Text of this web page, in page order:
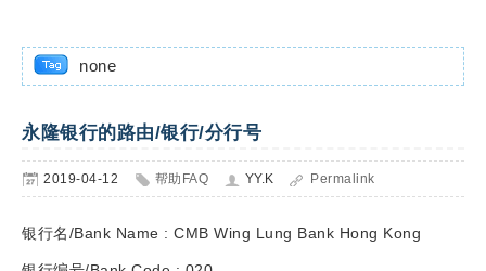
none
永隆银行的路由/银行/分行号
2019-04-12 帮助FAQ YY.K Permalink
银行名/Bank Name : CMB Wing Lung Bank Hong Kong